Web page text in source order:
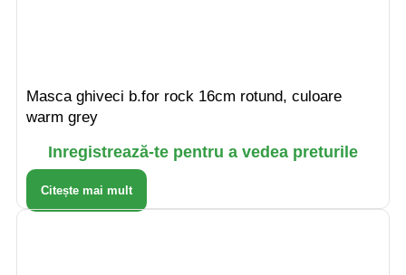
Masca ghiveci b.for rock 16cm rotund, culoare
warm grey
Inregistrează-te pentru a vedea preturile
Citește mai mult